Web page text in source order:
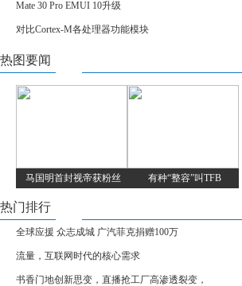
Mate 30 Pro EMUI 10升级
对比Cortex-M各处理器功能模块
热图要闻
马国明首封视帝获粉丝 有种“整容”叫TFB
热门排行
全球应援 众志成城 广汽菲克捐赠100万
流量，互联网时代的核心需求
书香门地创新思变，直播抢工厂高渗透裂变，